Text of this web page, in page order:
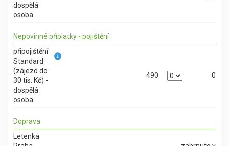
dospělá
osoba
Nepovinné příplatky - pojištění
připojištění
Standard
(zájezd do
30 tis. Kč) -
dospělá
osoba
490 0
Doprava
Letenka